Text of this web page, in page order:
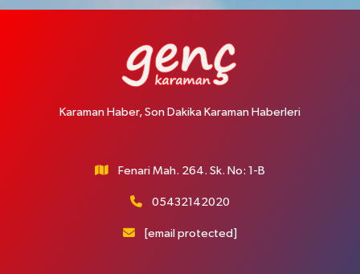
Karaman Haber, Son Dakika Karaman Haberleri
Fenari Mah. 264. Sk. No: 1-B
05432142020
[email protected]